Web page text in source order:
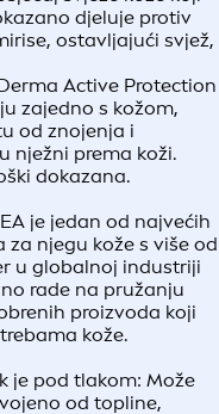
djeluje protiv
ostavljajući svjež,
Active Protection
zajedno s kožom,
od znojenja i
nježni prema koži.
dokazana.
je jedan od najvećih
njegu kože s više od
u globalnoj industriji
rade na pružanju
proizvoda koji
kože.
je pod tlakom: Može
od topline,